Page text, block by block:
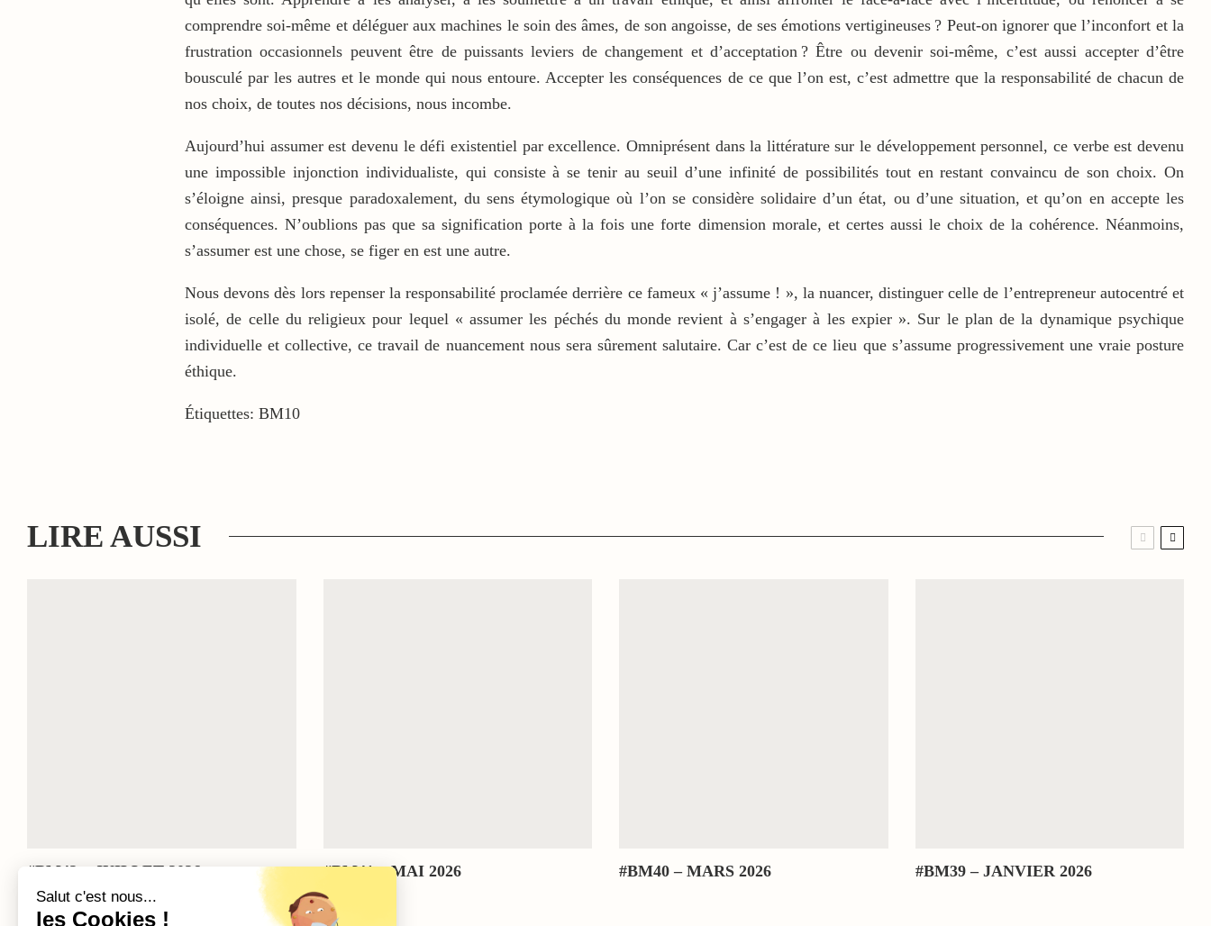
comprendre soi-même et déléguer aux machines le soin des âmes, de son angoisse, de ses émotions vertigineuses ? Peut-on ignorer que l’inconfort et la
frustration occasionnels peuvent être de puissants leviers de changement et d’acceptation ? Être ou devenir soi-même, c’est aussi accepter d’être
bousculé par les autres et le monde qui nous entoure. Accepter les conséquences de ce que l’on est, c’est admettre que la responsabilité de chacun de
nos choix, de toutes nos décisions, nous incombe.
Aujourd’hui assumer est devenu le défi existentiel par excellence. Omniprésent dans la littérature sur le développement personnel, ce verbe est devenu
une impossible injonction individualiste, qui consiste à se tenir au seuil d’une infinité de possibilités tout en restant convaincu de son choix. On
s’éloigne ainsi, presque paradoxalement, du sens étymologique où l’on se considère solidaire d’un état, ou d’une situation, et qu’on en accepte les
conséquences. N’oublions pas que sa signification porte à la fois une forte dimension morale, et certes aussi le choix de la cohérence. Néanmoins,
s’assumer est une chose, se figer en est une autre.
Nous devons dès lors repenser la responsabilité proclamée derrière ce fameux « j’assume ! », la nuancer, distinguer celle de l’entrepreneur autocentré et
isolé, de celle du religieux pour lequel « assumer les péchés du monde revient à s’engager à les expier ». Sur le plan de la dynamique psychique
individuelle et collective, ce travail de nuancement nous sera sûrement salutaire. Car c’est de ce lieu que s’assume progressivement une vraie posture
éthique.
Étiquettes: BM10
LIRE AUSSI
#BM42 – JUILLET 2026 #BM41 – MAI 2026 #BM40 – MARS 2026 #BM39 – JANVIER 2026